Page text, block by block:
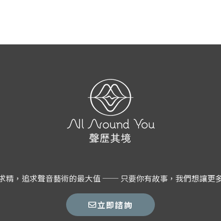
精，追求聲音藝術的最大值 ── 只要你有故事，我們想讓更
立即諮詢